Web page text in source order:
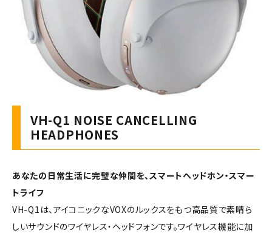
VH-Q1 NOISE CANCELLING
HEADPHONES
あなたの日常生活に完璧な仲間を、スマートヘッドホン・スマー
トライフ
VH-Q1は、アイコニックなVOXのルックスをもつ高品質で素晴ら
しいサウンドのワイヤレス・ヘッドフォンです。ワイヤレス機能に加